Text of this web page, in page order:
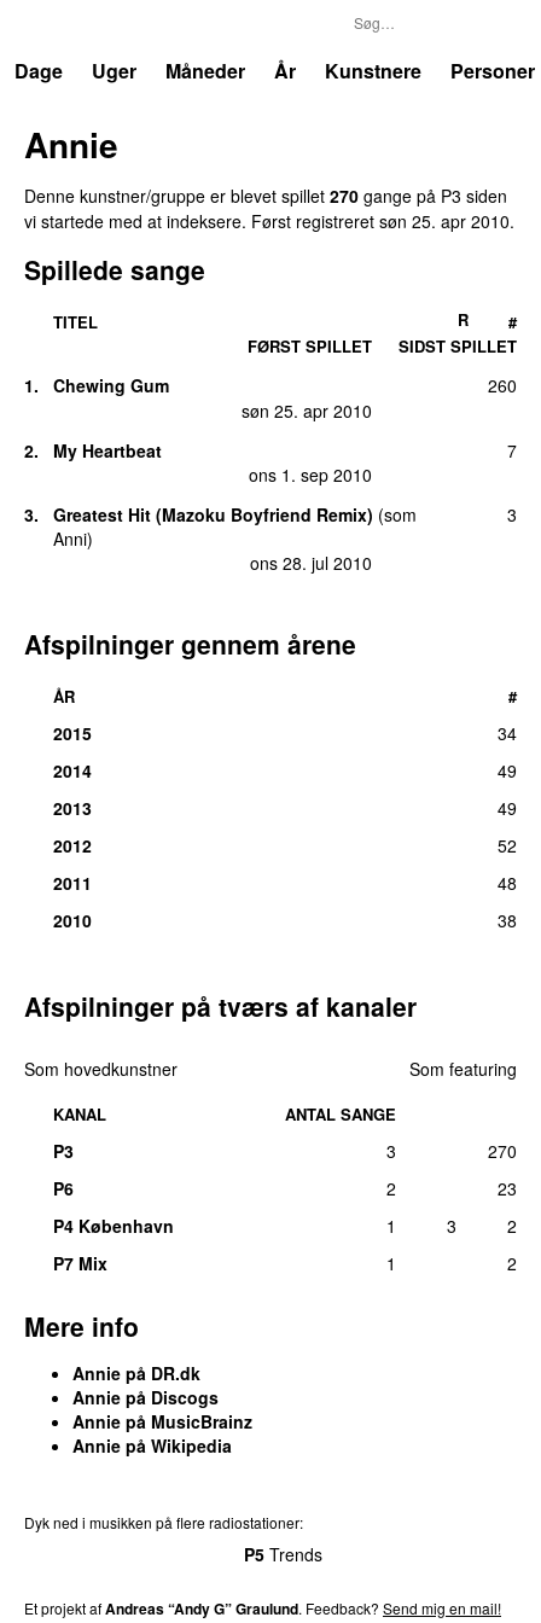
Dage
Uger Måneder År Kunstnere Personer
Annie
Denne kunstner/gruppe er blevet spillet 270 gange på P3 siden
vi startede med at indeksere. Først registreret søn 25. apr 2010.
Spillede sange
TITEL
FØRST SPILLET
SIDST SPILLET
R #
1. Chewing Gum
søn 25. apr 2010
260
2.
My Heartbeat
ons 1. sep 2010
7
3. Greatest Hit (Mazoku Boyfriend Remix) (som
Anni)
ons 28. jul 2010
3
Afspilninger gennem årene
ÅR #
2015
34
2014
49
2013
49
2012
52
2011
48
2010
38
Afspilninger på tværs af kanaler
Som hovedkunstner Som featuring
KANAL ANTAL SANGE
P3 3
270
P6
2
23
P4 København
1 3
2
P7 Mix
1 2
Mere info
Annie på DR.dk
Annie på Discogs
Annie på MusicBrainz
Annie på Wikipedia
Dyk ned i musikken på flere radiostationer:
P5 Trends
Et projekt afAndreas “Andy G” Graulund. Feedback? Send mig en mail!